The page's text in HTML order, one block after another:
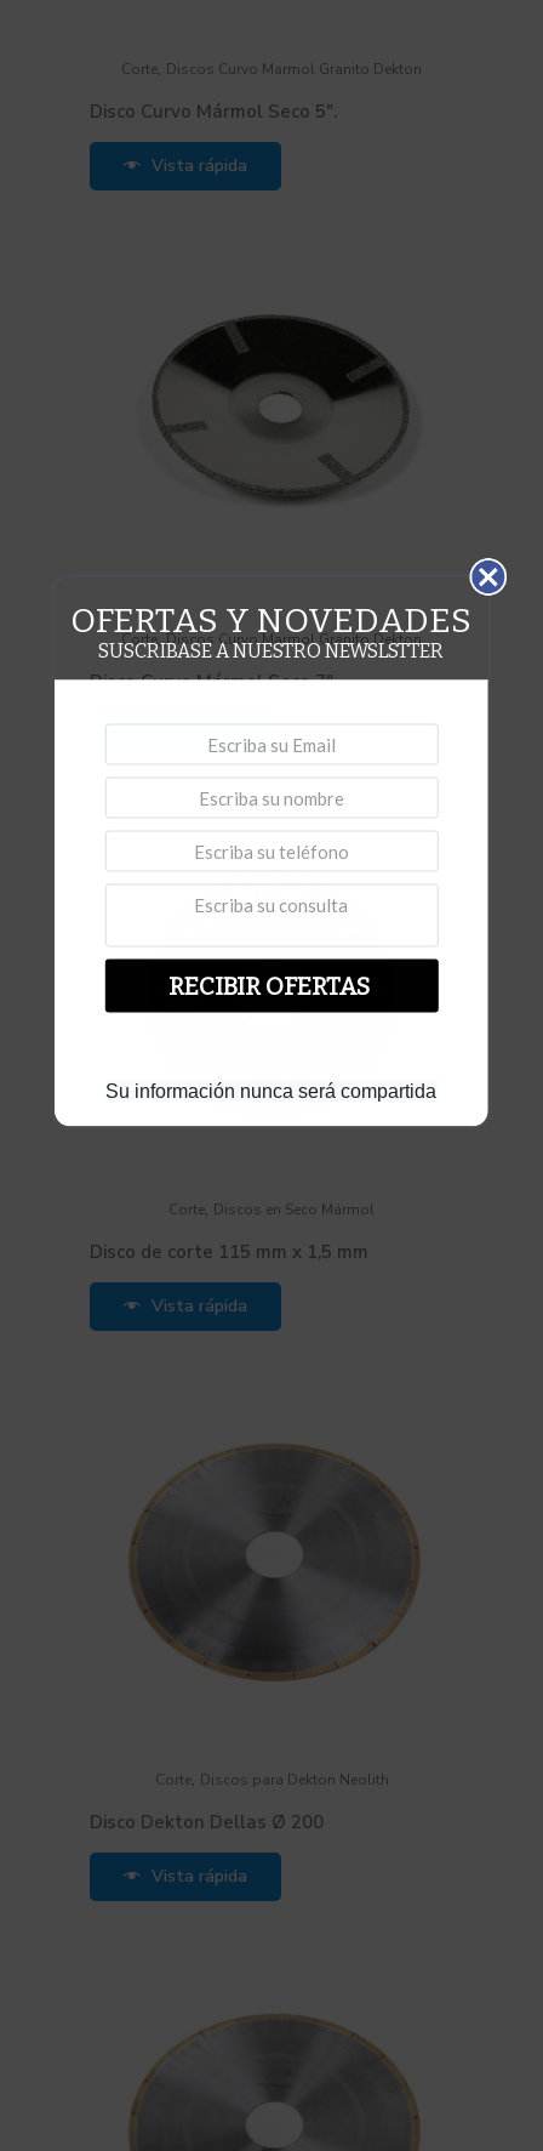
Corte, Discos Curvo Marmol Granito Dekton
Disco Curvo Mármol Seco 5″.
Vista rápida
Corte,Discos Curvo Marmol Granito Dekton
Disco Curvo Mármol Seco 7″
Vista rápida
Corte, Discos en Seco Mármol
Disco de corte 115 mm x 1,5 mm
Vista rápida
Corte, Discos para Dekton Neolith
Disco Dekton Dellas Ø 200
Vista rápida
OFERTAS Y NOVEDADES
SUSCRIBASE A NUESTRO NEWSLSTTER
RECIBIR OFERTAS
Su información nunca será compartida